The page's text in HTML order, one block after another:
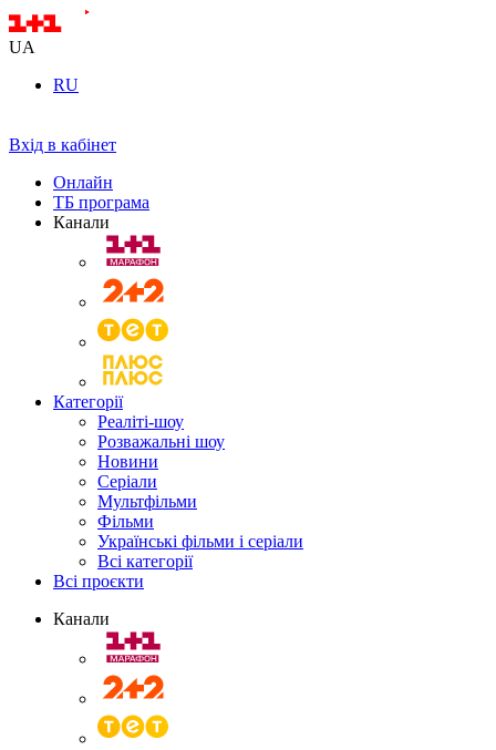
UA
RU
Вхід в кабінет
Онлайн
ТБ програма
Канали
Категорії
Реаліті-шоу
Розважальні шоу
Новини
Серіали
Мультфільми
Фільми
Українські фільми і серіали
Всі категорії
Всі проєкти
Канали